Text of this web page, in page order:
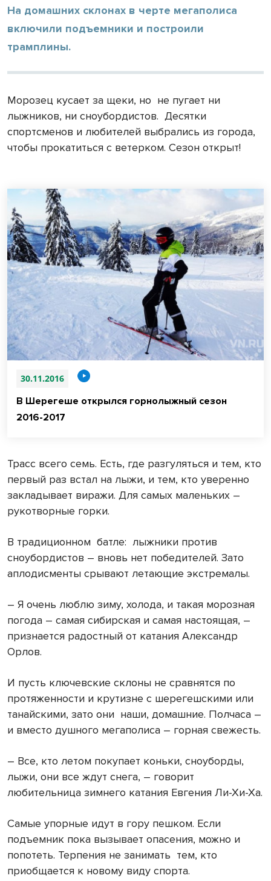
На домашних склонах в черте мегаполиса
включили подъемники и построили
трамплины.
Морозец кусает за щеки, но не пугает ни
лыжников, ни сноубордистов. Десятки
спортсменов и любителей выбрались из города,
чтобы прокатиться с ветерком. Сезон открыт!
30.11.2016
В Шерегеше открылся горнолыжный сезон
2016-2017
Трасс всего семь. Есть, где разгуляться и тем, кто
первый раз встал на лыжи, и тем, кто уверенно
закладывает виражи. Для самых маленьких –
рукотворные горки.
В традиционном батле: лыжники против
сноубордистов – вновь нет победителей. Зато
аплодисменты срывают летающие экстремалы.
– Я очень люблю зиму, холода, и такая морозная
погода – самая сибирская и самая настоящая, –
признается радостный от катания Александр
Орлов.
И пусть ключевские склоны не сравнятся по
протяженности и крутизне с шерегешскими или
танайскими, зато они наши, домашние. Полчаса –
и вместо душного мегаполиса – горная свежесть.
– Все, кто летом покупает коньки, сноуборды,
лыжи, они все ждут снега, – говорит
любительница зимнего катания Евгения Ли-Хи-Ха.
Самые упорные идут в гору пешком. Если
подъемник пока вызывает опасения, можно и
попотеть. Терпения не занимать тем, кто
приобщается к новому виду спорта.